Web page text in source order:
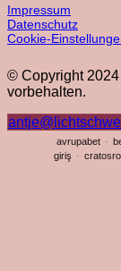
Impressum
Datenschutz
Cookie-
© Copyright
vorbehalten.
avrupabet ·
giriş ·